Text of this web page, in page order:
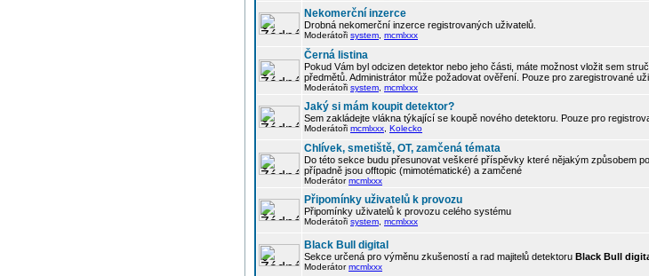
Nekomerční inzerce
Drobná nekomerční inzerce registrovaných uživatelů.
Moderátoři system mcmlxxx
Černá listina
Pokud Vám byl odcizen detektor nebo jeho části, máte možnost vložit sem
předmětů. Administrátor může požadovat ověření. Pouze pro zaregistrované
Moderátoři system mcmlxxx
Jaký si mám koupit detektor?
Sem zakládejte vlákna týkající se koupě nového detektoru. Pouze pro
Moderátoři mcmlxxx Kolecko
Chlívek, smetiště, OT, zamčená témata
Do této sekce budu přesunovat veškeré příspěvky které nějakým způsobem
případně jsou offtopic (mimotématické) a zamčené
Moderátormcmlxxx
Připomínky uživatelů k provozu
Připomínky uživatelů k provozu celého systému
Moderátoři system mcmlxxx
Black Bull digital
Sekce určená pro výměnu zkušeností a rad majitelů detektoru Black Bull
Moderátormcmlxxx